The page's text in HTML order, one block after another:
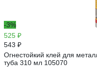
-3%
525 ₽
543 ₽
Огнестойкий клей для
туба 310 мл 105070